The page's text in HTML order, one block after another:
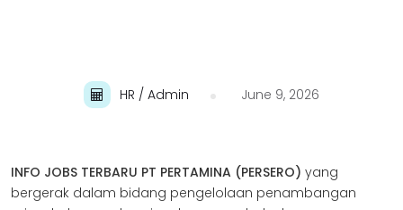
HR / Admin June 9, 2026
INFO JOBS TERBARU PT PERTAMINA (PERSERO) yang
bergerak dalam bidang pengelolaan penambangan